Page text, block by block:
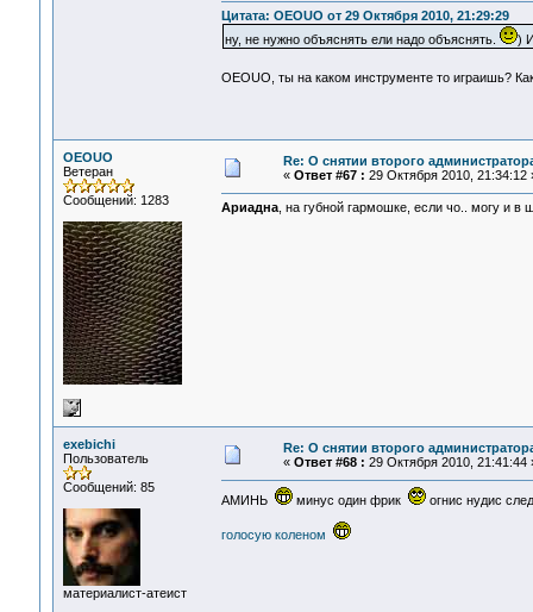
Цитата: OEOUO от 29 Октября 2010, 21:29:29
ну, не нужно объяснять ели надо объяснять.
)
OEOUO, ты на каком инструменте то играишь?
OEOUO
Ветеран
Сообщений: 1283
Re: О снятии второго
« Ответ #67 : 29 Октября 2010, 21:34:12
Ариадна, на губной гармошке, если чо.. могу и в
exebichi
Пользователь
Сообщений: 85
материалист-атеист
Re: О снятии второго
« Ответ #68 : 29 Октября 2010, 21:41:44
АМИНЬ минус один фрик огнис нудис
голосую коленом